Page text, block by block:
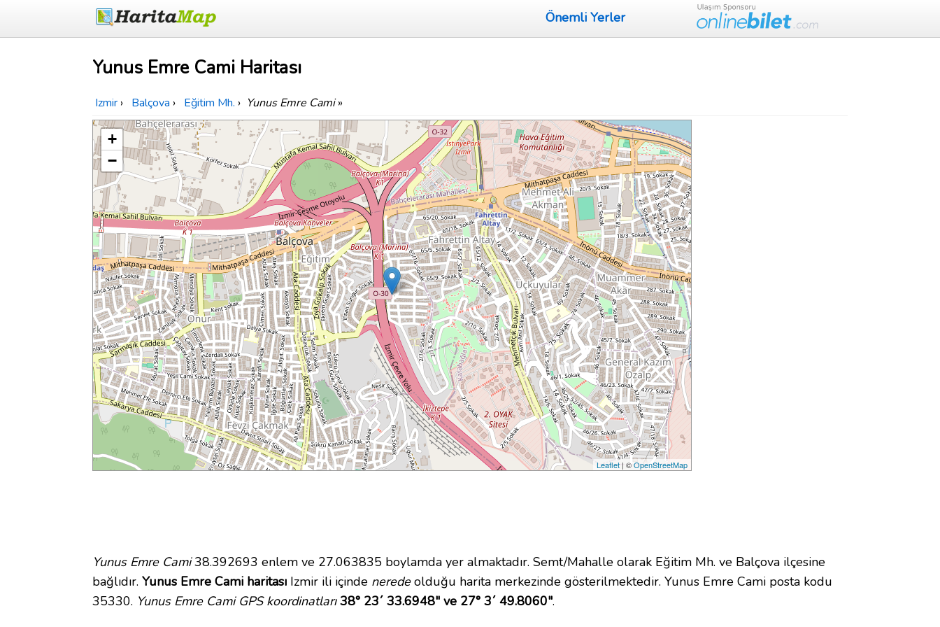
Önemli Yerler
Yunus Emre Cami Haritası
Izmir › Balçova › Eğitim Mh. › Yunus Emre Cami»
+
−
Leaflet| ©OpenStreetMap
Yunus Emre Cami38.392693 enlem ve 27.063835 boylamda yer almaktadır. Semt/Mahalle olarak Eğitim Mh. ve Balçova ilçesine
bağlıdır. Yunus Emre Cami haritası Izmir ili içinde neredeolduğu harita merkezinde gösterilmektedir. Yunus Emre Cami posta kodu
35330. Yunus Emre Cami GPS koordinatları 38° 23´ 33.6948" ve 27° 3´ 49.8060".